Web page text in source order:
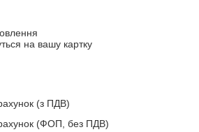
на вашу картку
(з ПДВ)
(ФОП, без ПДВ)